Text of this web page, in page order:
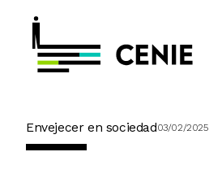
Envejecer en sociedad03/02/2025